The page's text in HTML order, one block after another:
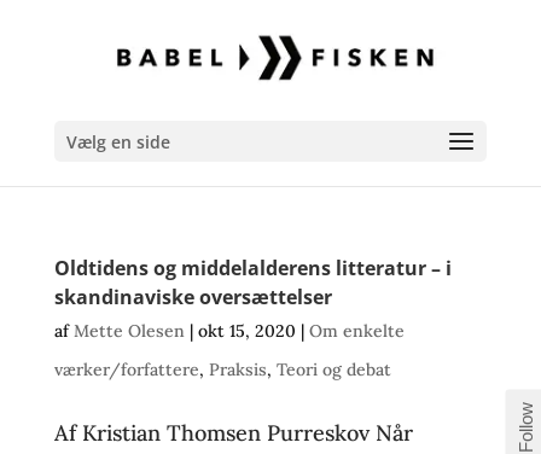
Vælg en side
Oldtidens og middelalderens litteratur – i
skandinaviske oversættelser
afMette Olesen| okt 15, 2020 | Om enkelte
værker/forfattere, Praksis, Teori og debat
Af Kristian Thomsen Purreskov Når
Follow